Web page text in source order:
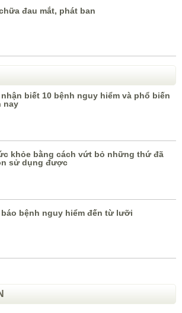
đau mắt, phát ban
biết 10 bệnh nguy hiểm và phổ biến
nay
khỏe bằng cách vứt bỏ những thứ đã
sử dụng được
báo bệnh nguy hiểm đến từ lưỡi